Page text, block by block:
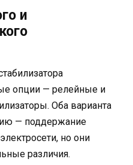
и
опции — релейные и
Оба варианта
— поддержание
но они
различия.